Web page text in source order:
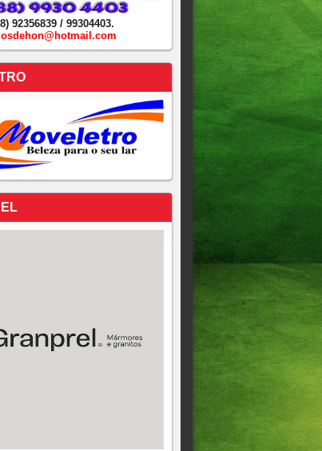
92356839 / 99304403.